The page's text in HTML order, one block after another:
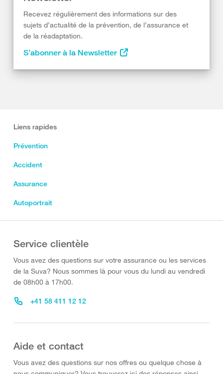
Recevez régulièrement des informations sur des
sujets d’actualité de la prévention, de l’assurance et
de la réadaptation.
S’abonner à la Newsletter
Liens rapides
Prévention
Accident
Assurance
Autoportrait
Service clientèle
Vous avez des questions sur votre assurance ou les services
de la Suva? Nous sommes là pour vous du lundi au vendredi
de 08h00 à 17h00.
+41 58 411 12 12
Aide et contact
Vous avez des questions sur nos offres ou quelque chose à